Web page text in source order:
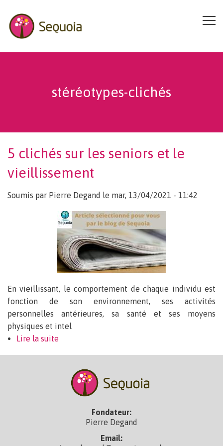
stéréotypes-clichés
5 clichés sur les seniors et le
vieillissement
Soumis par Pierre Degand le mar, 13/04/2021 - 11:42
En vieillissant, le comportement de chaque individu est
fonction de son environnement, ses activités
personnelles antérieures, sa santé et ses moyens
physiques et intel
Lire la suite
Fondateur:
Pierre Degand
Email: